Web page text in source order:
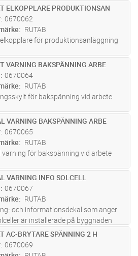
Lägg i kundvagn
ELKOPPLARE PRODUKTIONSAN
0670062
RUTAB
för produktionsanläggning
Lägg i kundvagn
VARNING BAKSPÄNNING ARBE
0670064
RUTAB
för bakspänning vid arbete
Lägg i kundvagn
VARNING BAKSPÄNNING ARBE
0670065
RUTAB
varning för bakspänning vid arbete
Lägg i kundvagn
VARNING INFO SOLCELL
0670067
RUTAB
och informationsdekal som anger
är installerade på byggnaden
Lägg i kundvagn
AC-BRYTARE SPÄNNING 2 H
0670069